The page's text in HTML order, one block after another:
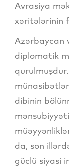
Avrasiya
xəritələrinin
Azərbaycan
diplomatik
dibinin
da, son
güclü siyasi